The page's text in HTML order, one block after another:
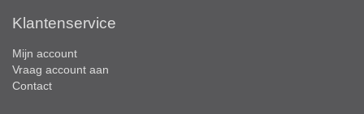
Klantenservice
Mijn account
Vraag account aan
Contact